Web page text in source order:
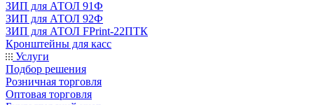
ЗИП для АТОЛ 91Ф
ЗИП для АТОЛ 92Ф
ЗИП для АТОЛ FPrint-22ПТК
Кронштейны для касс
Услуги
Подбор решения
Розничная торговля
Оптовая торговля